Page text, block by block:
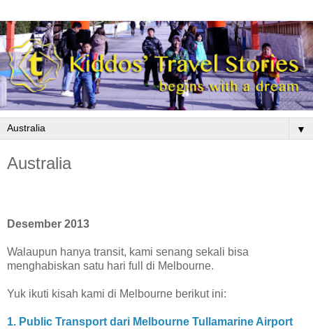
▼
Australia
Desember 2013
Walaupun hanya transit, kami senang sekali bisa
menghabiskan satu hari full di Melbourne.
Yuk ikuti kisah kami di Melbourne berikut ini:
1. Public Transport dari Melbourne Tullamarine Airport